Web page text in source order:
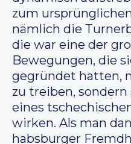
zum
nämlich die
die war eine der
Bewegungen, die
gegründet hatten,
zu treiben,
eines
wirken. Als man
habsburger